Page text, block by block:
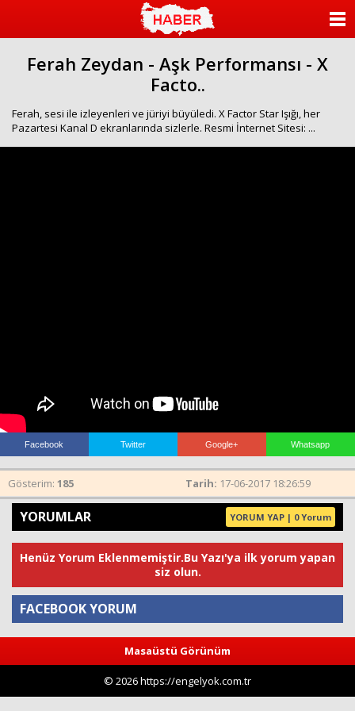
Ferah Zeydan - Aşk Performansı - X
Facto..
Ferah, sesi ile izleyenleri ve jüriyi büyüledi. X Factor Star Işığı, her
Pazartesi Kanal D ekranlarında sizlerle. Resmi İnternet Sitesi: ...
Facebook Twitter Google+ Whatsapp
Gösterim: 185 Tarih: 17-06-2017 18:26:59
YORUMLAR YORUM YAP | 0 Yorum
Henüz Yorum Eklenmemiştir.Bu Yazı'ya ilk yorum yapan
siz olun.
FACEBOOK YORUM
Yorum
Masaüstü Görünüm
© 2026 https://engelyok.com.tr
ANKETLER